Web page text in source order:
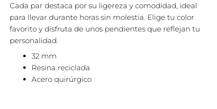
Cada par destaca por su ligereza y comodidad, ideal
para llevar durante horas sin molestia. Elige tu color
favorito y disfruta de unos pendientes que reflejan tu
personalidad.
32 mm
Resina reciclada
Acero quirúrgico